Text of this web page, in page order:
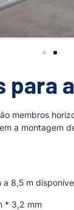
para
membros
a montagem
a 8,5 m
* 3,2 mm